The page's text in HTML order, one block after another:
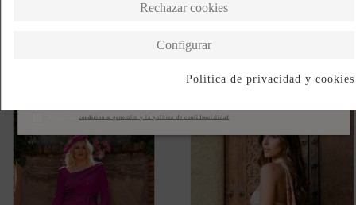
condiciones generales y la política de confidencialidad
Rechazar cookies
Configurar
Política de privacidad y cookies